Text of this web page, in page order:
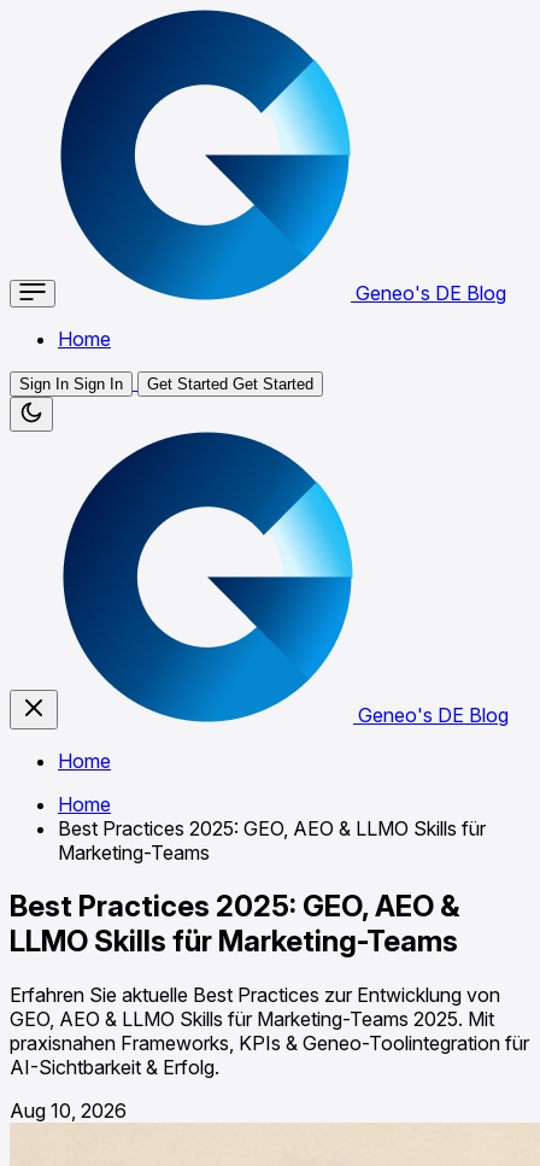
Geneo's DE Blog
Home
Sign In Sign In Get Started Get Started
Geneo's DE Blog
Home
Home
Best Practices 2025: GEO, AEO & LLMO Skills für
Marketing-Teams
Best Practices 2025: GEO, AEO &
LLMO Skills für Marketing-Teams
Erfahren Sie aktuelle Best Practices zur Entwicklung von
GEO, AEO & LLMO Skills für Marketing-Teams 2025. Mit
praxisnahen Frameworks, KPIs & Geneo-Toolintegration für
AI-Sichtbarkeit & Erfolg.
Aug 10, 2026